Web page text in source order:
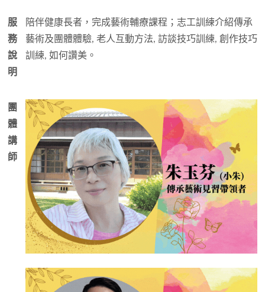
服
務
說
明
陪伴健康長者，完成藝術輔療課程；志工訓練介紹傳承
藝術及團體體驗, 老人互動方法, 訪談技巧訓練, 創作技巧
訓練, 如何讚美。
團
體
講
師